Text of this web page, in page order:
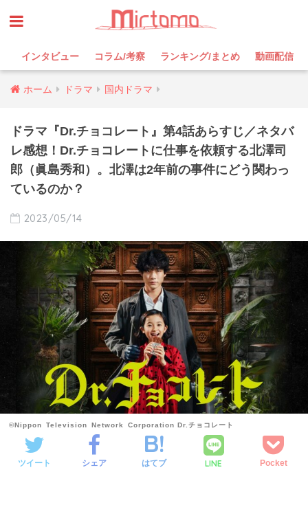
インタビュー コラム/考察 ランキング/まとめ 動画配信
ホーム ドラマ 国内ドラマ
ドラマ『Dr.チョコレート』第4話あらすじ／ネタバ
レ感想！Dr.チョコレートに仕事を依頼する北澤司
郎（眞島秀和）。北澤は2年前の事件にどう関わっ
ているのか？
2023/05/14
©Nippon Television Network Corporation Dr.チョコレート
ツイート シェア はてブ LINE Pocket